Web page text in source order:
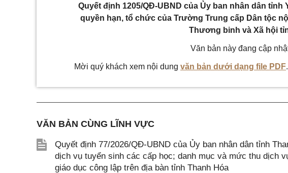
Quyết định 1205/QĐ-UBND của Ủy ban nhân dân
quyền hạn, tổ chức của Trường Trung cấp Dân tộc
Thương binh và Xã hội
Văn bản này đang cập
Mời quý khách xem nội dung văn bản dưới dạng file PDF
VĂN BẢN CÙNG LĨNH VỰC
Quyết định 77/2026/QĐ-UBND của Ủy ban nhân dân tỉnh
dịch vụ tuyển sinh các cấp học; danh mục và mức thu dịch
giáo dục công lập trên địa bàn tỉnh Thanh Hóa